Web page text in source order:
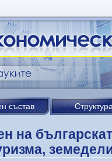
състав
на